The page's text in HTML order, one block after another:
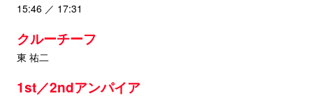
15:46 ／ 17:31
クルーチーフ
東 祐二
1st／2ndアンパイア